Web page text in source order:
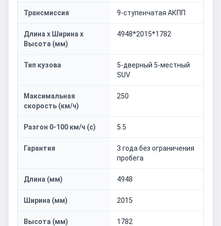
Трансмиссия 9-ступенчатая АКПП
Длина x Ширина x
Высота (мм)
4948*2015*1782
Тип кузова
5-дверный 5-местный
SUV
Максимальная
скорость (км/ч)
250
Разгон 0-100 км/ч (с) 5.5
Гарантия
3 года без ограничения
пробега
Длина (мм) 4948
Ширина (мм) 2015
Высота (мм) 1782